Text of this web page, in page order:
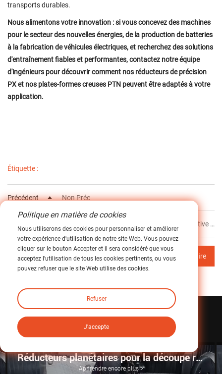
transports durables.
Nous alimentons votre innovation : si vous concevez des machines
pour le secteur des nouvelles énergies, de la production de batteries
à la fabrication de véhicules électriques, et recherchez des solutions
d'entraînement fiables et performantes, contactez notre équipe
d'ingénieurs pour découvrir comment nos réducteurs de précision
PX et nos plates-formes creuses PTN peuvent être adaptés à votre
application.
Étiquette :
Précédent Non Préc
Réducteurs planétaires pour la découpe rotative de précision&nbsp;: amélioration du contrôle de la tension et de la précision du repérage d'impression. Scénario d'application
Retour au sommaire
En rapport
Réducteurs planétaires pour la découpe rotative de précision&nbsp;: amélioration du contrôle de la tension et de la précision du repérage d'impression. Scénario d'application
Apprendre encore plus >
Politique en matière de cookies
Nous utiliserons des cookies pour personnaliser et améliorer
votre expérience d'utilisation de notre site Web. Vous pouvez
cliquer sur le bouton Accepter et il sera considéré que vous
acceptez l'utilisation de tous les cookies pertinents, ou vous
pouvez refuser que le site Web utilise des cookies.
Refuser
J'accepte